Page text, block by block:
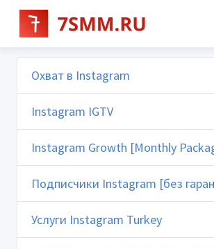
Охват в Instagram
Instagram IGTV
Instagram Growth [Monthly
Подписчики Instagram [без
Услуги Instagram Turkey